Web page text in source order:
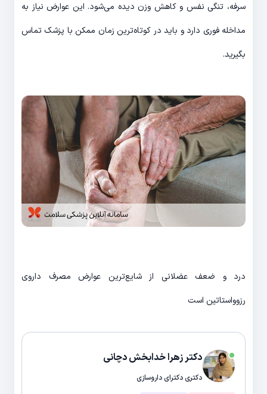
سرفه، تنگی نفس و کاهش وزن دیده می‌شود. این عوارض نیاز به
مداخله فوری دارد و باید در کوتاه‌ترین زمان ممکن با پزشک تماس
بگیرید.
درد و ضعف عضلانی از شایع‌ترین عوارض مصرف داروی
رزوواستاتین است
دکتر زهرا خدابخش دچانی
دکتری دکترای داروسازی